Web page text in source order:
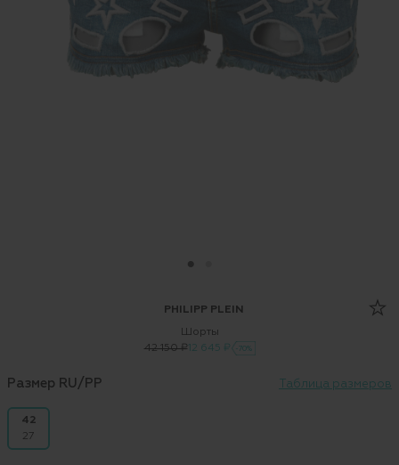
PHILIPP PLEIN
Шорты
42 150 ₽ 12 645 ₽ -70%
Размер RU/PP Таблица размеров
42
27